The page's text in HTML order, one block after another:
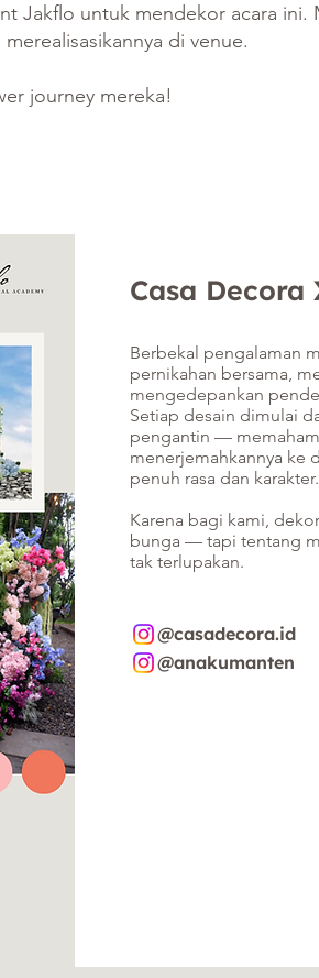
Jakflo untuk mendekor acara ini.
di venue.
journey mereka!
Casa Decora
Berbekal pengalaman
pernikahan bersama,
mengedepankan
Setiap desain dimulai
pengantin —
menerjemahkannya ke
penuh rasa dan karakter.​​​​​
Karena bagi kami,
bunga — tapi tentang
tak terlupakan.
@casadecora.id
@anakumanten